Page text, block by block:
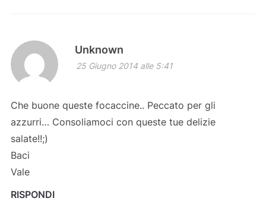
Unknown
25 Giugno 2014 alle 5:41
Che buone queste focaccine.. Peccato per gli
azzurri… Consoliamoci con queste tue delizie
salate!!;)
Baci
Vale
RISPONDI